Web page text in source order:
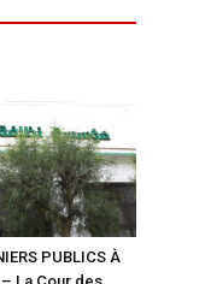
PUBLICS À